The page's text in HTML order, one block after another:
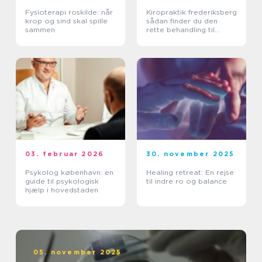
Fysioterapi roskilde: når
krop og sind skal spille
sammen
Kiropraktik frederiksberg
sådan finder du den
rette behandling til
03. februar 2026
Psykolog københavn: en
guide til psykologisk
hjælp i hovedstaden
30. november 2025
Healing retreat: En rejse
til indre ro og balance
05. november 2025